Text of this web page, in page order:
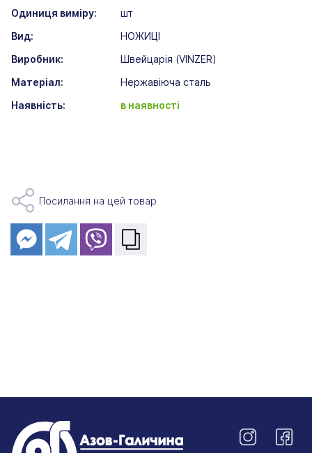
Одиниця виміру:
шт
Вид:
НОЖИЦІ
Виробник:
Швейцарія (VINZER)
Матеріал:
Нержавіюча сталь
Наявність:
в наявності
Посилання на цей товар